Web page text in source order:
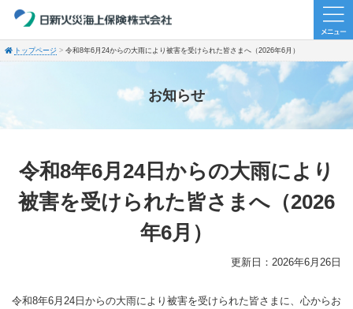
トップページ 令和8年6月24からの大雨により被害を受けられた皆さまへ（2026年6月）
お知らせ
令和8年6月24日からの大雨により
被害を受けられた皆さまへ（2026
年6月）
更新日：2026年6月26日
令和8年6月24日からの大雨により被害を受けられた皆さまに、心からお